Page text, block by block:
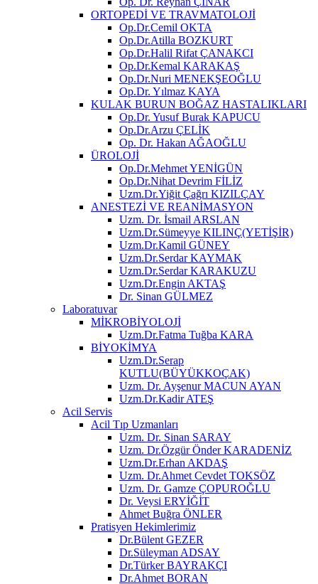
ORTOPEDİ VE TRAVMATOLOJİ
Op.Dr.Cemil OKTA
Op.Dr.Atilla BOZKURT
Op.Dr.Halil Rifat ÇANAKCI
Op.Dr.Kemal KARAKAŞ
Op.Dr.Nuri MENEKŞEOĞLU
Op.Dr. Yılmaz KAYA
KULAK BURUN BOĞAZ HASTALIKLARI
Op.Dr. Yusuf Burak KAPUCU
Op.Dr.Arzu ÇELİK
Op. Dr. Hakan AĞAOĞLU
ÜROLOJİ
Op.Dr.Mehmet YENİGÜN
Op.Dr.Nihat Devrim FİLİZ
Uzm.Dr.Yiğit Çağrı KIZILÇAY
ANESTEZİ VE REANİMASYON
Uzm. Dr. İsmail ARSLAN
Uzm.Dr.Sümeyye KILINÇ(YETİŞİR)
Uzm.Dr.Kamil GÜNEY
Uzm.Dr.Serdar KAYMAK
Uzm.Dr.Serdar KARAKUZU
Uzm.Dr.Engin AKTAŞ
Dr. Sinan GÜLMEZ
Laboratuvar
MİKROBİYOLOJİ
Uzm.Dr.Fatma Tuğba KARA
BİYOKİMYA
Uzm.Dr.Serap
KUTLU(BÜYÜKKOÇAK)
Uzm. Dr. Ayşenur MACUN AYAN
Uzm.Dr.Kadir ATEŞ
Acil Servis
Acil Tıp Uzmanları
Uzm. Dr. Sinan SARAY
Uzm. Dr.Özgür Önder KARADENİZ
Uzm.Dr.Erhan AKDAŞ
Uzm. Dr.Ahmet Cevdet TOKSÖZ
Uzm. Dr. Gamze ÇOPUROĞLU
Dr. Veysi ERYİĞİT
Ahmet Buğra ÖNLER
Pratisyen Hekimlerimiz
Dr.Bülent GEZER
Dr.Süleyman ADSAY
Dr.Türker BAYRAKÇI
Dr.Ahmet BORAN